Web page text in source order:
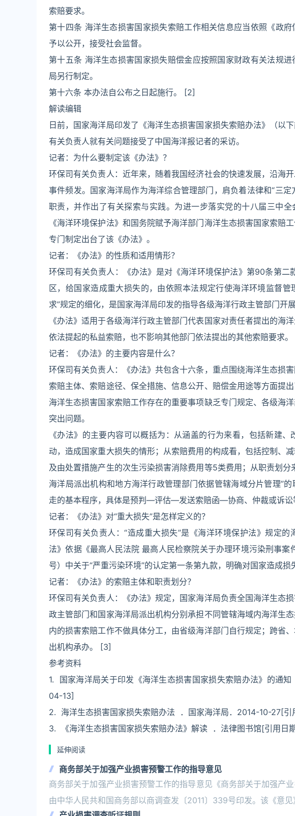
索赔要求。
第十四条 海洋生态损害国家损失索赔工作相关信息应当依照《政
予以公开，接受社会监督。
第十五条 海洋生态损害国家损失赔偿金应按照国家财政有关法规
局另行制定。
第十六条 本办法自公布之日起施行。 [2]
解读编辑
日前，国家海洋局印发了《海洋生态损害国家损失索赔办法》（以
有关负责人就有关问题接受了中国海洋报记者的采访。
记者：为什么要制定该《办法》？
环保司有关负责人：近年来，随着我国经济社会的快速发展，沿海
事件频发。国家海洋局作为海洋综合管理部门，肩负着法律和“三
职责，并作出了有关探索与实践。为进一步落实党的十八届三中
《海洋环境保护法》和国务院赋予海洋部门海洋生态损害国家索赔
专门制定出台了该《办法》。
记者：《办法》的性质和适用情形？
环保司有关负责人：《办法》是对《海洋环境保护法》第90条第二
区，给国家造成重大损失的，由依照本法规定行使海洋环境监督
求”规定的细化，是国家海洋局印发的指导各级海洋行政主管部门开
《办法》适用于各级海洋行政主管部门代表国家对责任者提出的海
依法提起的私益索赔，也不影响其他部门依法提出的其他索赔要求。
记者：《办法》的主要内容是什么？
环保司有关负责人：《办法》共包含十六条，重点围绕海洋生态损
索赔主体、索赔途径、保全措施、信息公开、赔偿金用途等方面提
海洋生态损害国家索赔工作存在的重要事项缺乏专门规定、各级海
突出问题。
《办法》的主要内容可以概括为：从涵盖的行为来看，包括新建
动，造成国家重大损失的情形；从索赔费用的构成看，包括控制、
及由处置措施产生的次生污染损害消除费用等5类费用；从职责划
海洋局派出机构和地方海洋行政管理部门依据管辖海域分片管理”
走的基本程序，具体是预判—评估—发送索赔函—协商、仲裁或诉讼
记者：《办法》对“重大损失”是怎样定义的？
环保司有关负责人：“造成重大损失”是《海洋环境保护法》规定
法》依据《最高人民法院 最高人民检察院关于办理环境污染刑事
号）中关于“严重污染环境”的认定第一条第九款，明确对国家造成
记者：《办法》的索赔主体和职责划分？
环保司有关负责人：《办法》规定，国家海洋局负责全国海洋生态
政主管部门和国家海洋局派出机构分别承担不同管辖海域内海洋生
内的损害索赔工作不做具体分工，由省级海洋部门自行规定；跨省
出机构承办。 [3]
参考资料
1. 国家海洋局关于印发《海洋生态损害国家损失索赔办法》的通
04-13]
2. 海洋生态损害国家损失索赔办法 ．国家海洋局．2014-10-27[
3. 《海洋生态损害国家损失索赔办法》解读 ．法律图书馆[引用日
延伸阅读
商务部关于加强产业损害预警工作的指导意见
商务部关于加强产业损害预警工作的指导意见《商务部关于加强产
由中华人民共和国商务部以商调查发〔2011〕339号印发。该《意